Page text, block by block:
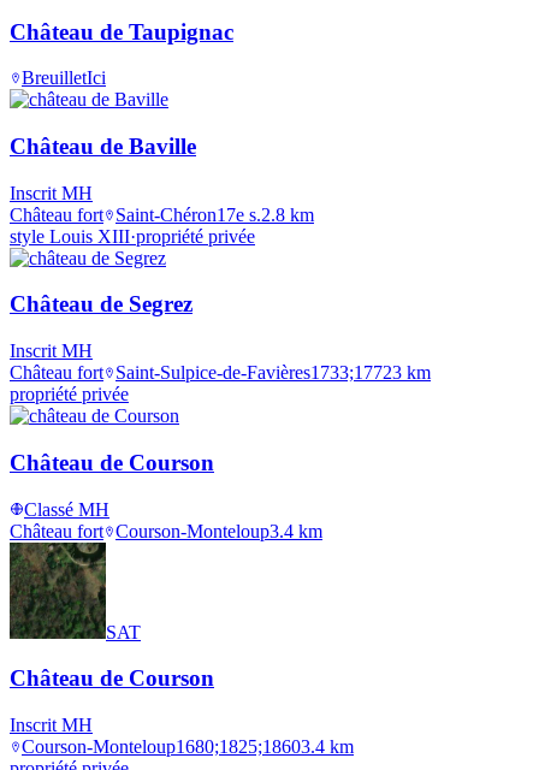
Château de Taupignac
BreuilletIci
Château de Baville
Inscrit MH
Château fort
Saint-Chéron17e s.2.8 km
style Louis XIII·propriété privée
Château de Segrez
Inscrit MH
Château fort
Saint-Sulpice-de-Favières1733;17723 km
propriété privée
Château de Courson
Classé MH
Château fort Courson-Monteloup3.4 km
SAT
Château de Courson
Inscrit MH
Courson-Monteloup1680;1825;18603.4 km